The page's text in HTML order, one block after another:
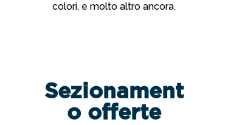
colori, e molto altro ancora.
Sezionament
o offerte